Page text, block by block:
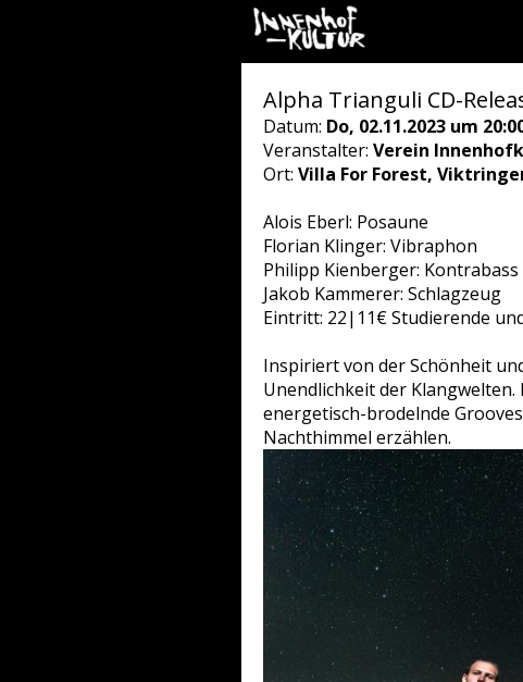
Alpha Trianguli CD-
Datum: Do, 02.11.2023 um
Veranstalter: Verein
Ort: Villa For Forest,
Alois Eberl: Posaune
Florian Klinger: Vibraphon
Philipp Kienberger: Kontrabass
Jakob Kammerer: Schlagzeug
Eintritt: 22|11€ Studierende
Inspiriert von der Schönheit
Unendlichkeit der
energetisch-brodelnde
Nachthimmel erzählen.